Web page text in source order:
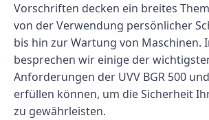
Vorschriften decken ein breites
von der Verwendung persönlicher
bis hin zur Wartung von Maschinen.
besprechen wir einige der
Anforderungen der UVV BGR 500
erfüllen können, um die Sicherheit
zu gewährleisten.